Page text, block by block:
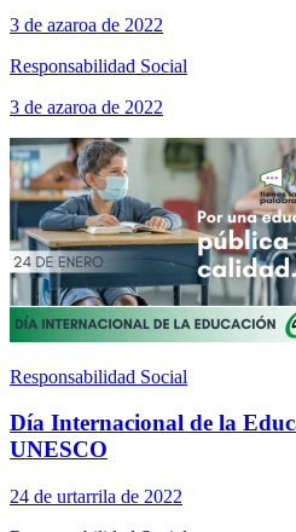
3 de azaroa de 2022
Responsabilidad Social
3 de azaroa de 2022
Responsabilidad Social
Día Internacional de la
UNESCO
24 de urtarrila de 2022